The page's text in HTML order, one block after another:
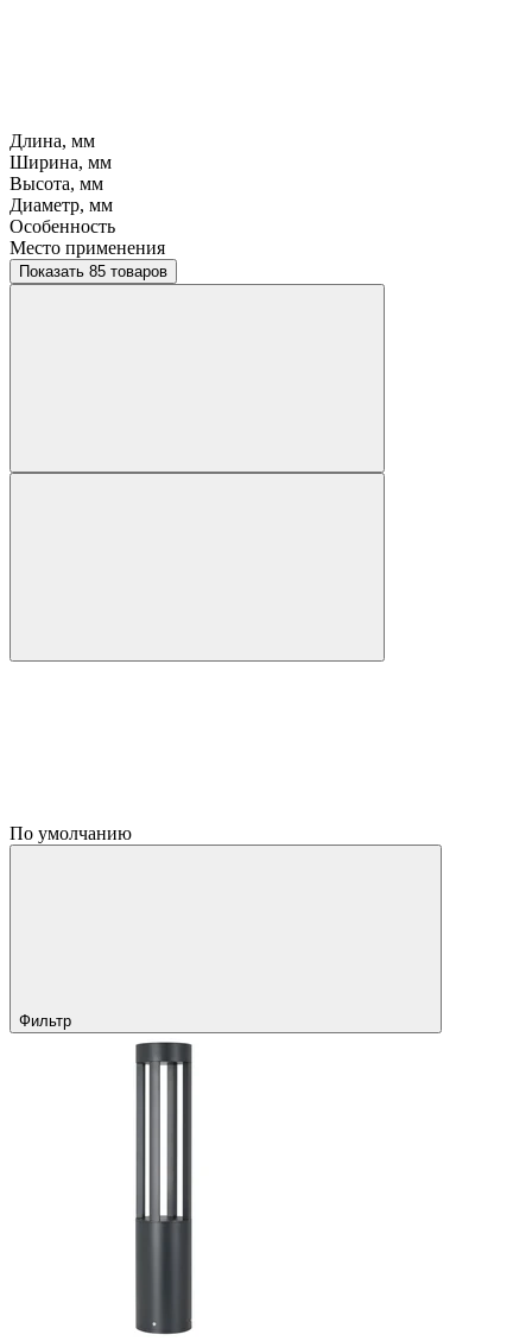
Длина, мм
Ширина, мм
Высота, мм
Диаметр, мм
Особенность
Место применения
Показать 85 товаров
По умолчанию
Фильтр